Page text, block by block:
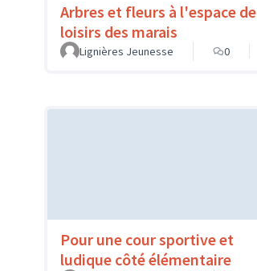
Arbres et fleurs à l'espace de
loisirs des marais
Lignières Jeunesse
0
Pour une cour sportive et
ludique côté élémentaire